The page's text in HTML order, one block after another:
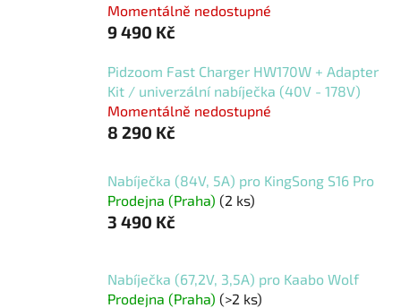
Momentálně nedostupné
9 490 Kč
Pidzoom Fast Charger HW170W + Adapter
Kit / univerzální nabíječka (40V - 178V)
Momentálně nedostupné
8 290 Kč
Nabíječka (84V, 5A) pro KingSong S16 Pro
Prodejna (Praha) (2 ks)
3 490 Kč
Nabíječka (67,2V, 3,5A) pro Kaabo Wolf
Prodejna (Praha) (>2 ks)